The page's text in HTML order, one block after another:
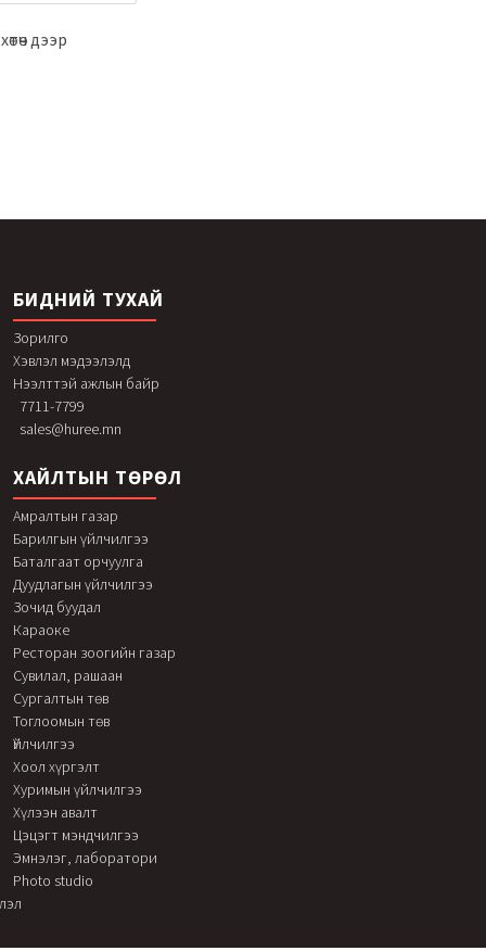
дээр
БИДНИЙ ТУХАЙ
Зорилго
Хэвлэл мэдээлэлд
Нээлттэй ажлын байр
7711-7799
sales@huree.mn
ХАЙЛТЫН ТӨРӨЛ
Амралтын газар
Барилгын үйлчилгээ
Баталгаат орчуулга
Дуудлагын үйлчилгээ
Зочид буудал
Караоке
Ресторан зоогийн газар
Сувилал, рашаан
Сургалтын төв
Тоглоомын төв
Үйлчилгээ
Хоол хүргэлт
Хуримын үйлчилгээ
Хүлээн авалт
Цэцэгт мэндчилгээ
Эмнэлэг, лаборатори
Photo studio